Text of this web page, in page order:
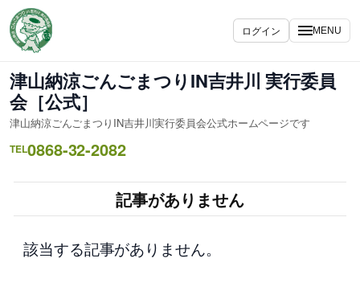
容
を
ス
キ
ッ
プ
ログイン MENU
津山納涼ごんごまつりIN吉井川 実行委員
会［公式］
津山納涼ごんごまつりIN吉井川実行委員会公式ホームページです
TEL0868-32-2082
記事がありません
該当する記事がありません。